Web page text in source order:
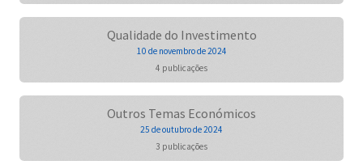
Qualidade do Investimento
10 de novembro de 2024
4 publicações
Outros Temas Económicos
25 de outubro de 2024
3 publicações